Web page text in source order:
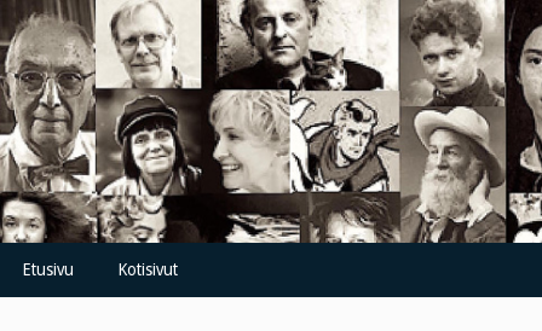
Skip
to
content
Etusivu Kotisivut